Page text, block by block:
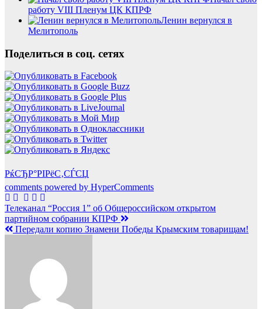
работу VIII Пленум ЦК КПРФ
Ленин вернулся в
Мелитополь
Поделиться в соц. сетях
РќСЂР°РІРёС‚СЃСЏ
comments powered by HyperComments
Навигация
по
Телеканал “Россия 1” об Общероссийском открытом
партийном собрании КПРФ
Передали копию Знамени Победы Крымским товарищам!